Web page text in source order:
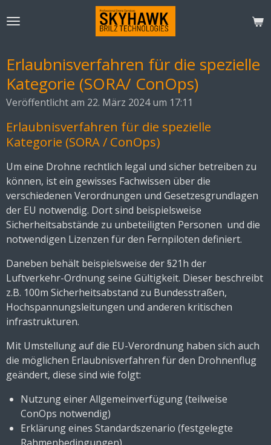
Hauptinhalt
Erlaubnisverfahren für die spezielle
Kategorie (SORA/ ConOps)
Veröffentlicht am 22. März 2024 um 17:11
Erlaubnisverfahren für die spezielle
Kategorie (SORA / ConOps)
Um eine Drohne rechtlich legal und sicher betreiben zu
können, ist ein gewisses Fachwissen über die
verschiedenen Verordnungen und Gesetzesgrundlagen
der EU notwendig. Dort sind beispielsweise
Sicherheitsabstände zu unbeteiligten Personen und die
notwendigen Lizenzen für den Fernpiloten definiert.
Daneben behält beispielsweise der §21h der
Luftverkehr-Ordnung seine Gültigkeit. Dieser beschreibt
z.B. 100m Sicherheitsabstand zu Bundesstraßen,
Hochspannungsleitungen und anderen kritischen
infrastrukturen.
Mit Umstellung auf die EU-Verordnung haben sich auch
die möglichen Erlaubnisverfahren für den Drohnenflug
geändert, diese sind wie folgt:
Nutzung einer Allgemeinverfügung (teilweise
ConOps notwendig)
Erklärung eines Standardszenario (festgelegte
Rahmenbedingungen)